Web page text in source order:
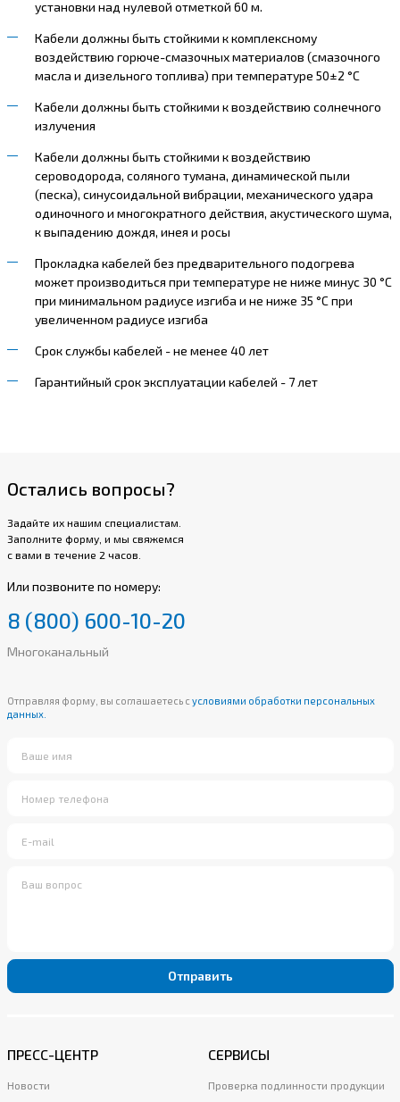
установки над нулевой отметкой 60 м.
Кабели должны быть стойкими к комплексному
воздействию горюче-смазочных материалов (смазочного
масла и дизельного топлива) при температуре 50±2 °С
Кабели должны быть стойкими к воздействию солнечного
излучения
Кабели должны быть стойкими к воздействию
сероводорода, соляного тумана, динамической пыли
(песка), синусоидальной вибрации, механического удара
одиночного и многократного действия, акустического шума,
к выпадению дождя, инея и росы
Прокладка кабелей без предварительного подогрева
может производиться при температуре не ниже минус 30 °С
при минимальном радиусе изгиба и не ниже 35 °С при
увеличенном радиусе изгиба
Срок службы кабелей - не менее 40 лет
Гарантийный срок эксплуатации кабелей - 7 лет
Остались вопросы?
Задайте их нашим специалистам.
Заполните форму, и мы свяжемся
с вами в течение 2 часов.
Или позвоните по номеру:
8 (800) 600-10-20
Многоканальный
Отправляя форму, вы соглашаетесь с условиями обработки персональных
данных.
Отправить
ПРЕСС-ЦЕНТР
Новости
СЕРВИСЫ
Проверка подлинности продукции